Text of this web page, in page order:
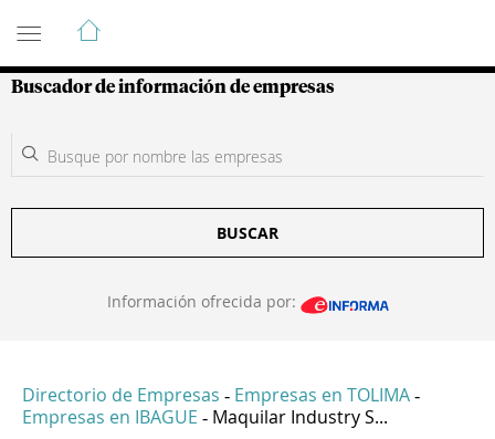
Guía de Empresas Colombianas
Buscador de información de empresas
BUSCAR
Información ofrecida por:
Directorio de Empresas - Empresas en TOLIMA -
Empresas en IBAGUE - Maquilar Industry S...